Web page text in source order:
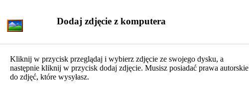
Dodaj zdjęcie z komputera
Kliknij w przycisk przeglądaj i wybierz zdjęcie ze swojego dysku, a
następnie kliknij w przycisk dodaj zdjęcie. Musisz posiadać prawa autorskie
do zdjęć, które wysyłasz.